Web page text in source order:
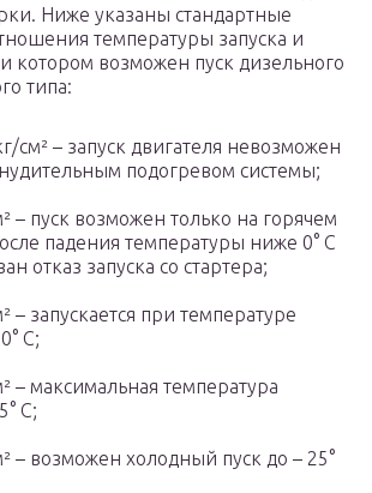
Ниже указаны стандартные
температуры запуска и
котором возможен пуск дизельного
типа:
см² – запуск двигателя невозможен
подогревом системы;
– пуск возможен только на горячем
падения температуры ниже 0° С
отказ запуска со стартера;
– запускается при температуре
С;
– максимальная температура
С;
– возможен холодный пуск до – 25°